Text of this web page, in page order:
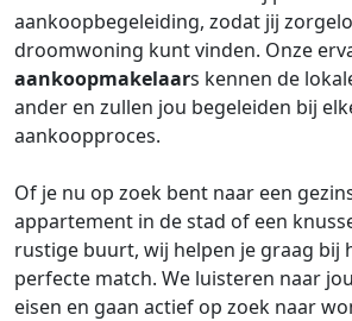
aankoopbegeleiding, zodat jij
droomwoning kunt vinden. Onze
aankoopmakelaars kennen de
ander en zullen jou begeleiden bij
aankoopproces.
Of je nu op zoek bent naar een
appartement in de stad of een
rustige buurt, wij helpen je graag bij
perfecte match. We luisteren naar
eisen en gaan actief op zoek naar